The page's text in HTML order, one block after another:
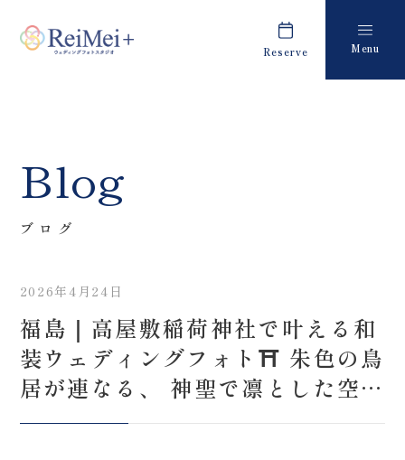
Reserve Menu
Costume
衣装
About us
Retouch
フォトレタッチ
Studio
スタジオ紹介
キャンペーン・お知らせ
Blog
ブログ
Blog
ブログ
2026年4月24日
福島｜高屋敷稲荷神社で叶える和
装ウェディングフォト⛩️ 朱色の鳥
居が連なる、 神聖で凛とした空気
に包まれたロケーション。 そこで